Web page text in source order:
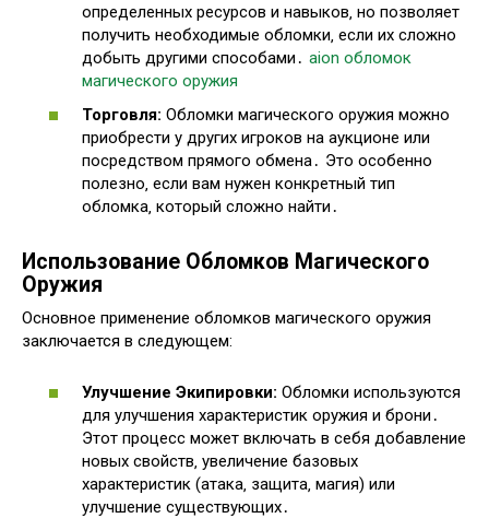
определенных ресурсов и навыков‚ но позволяет
получить необходимые обломки‚ если их сложно
добыть другими способами․ aion обломок
магического оружия
Торговля: Обломки магического оружия можно
приобрести у других игроков на аукционе или
посредством прямого обмена․ Это особенно
полезно‚ если вам нужен конкретный тип
обломка‚ который сложно найти․
Использование Обломков Магического
Оружия
Основное применение обломков магического оружия
заключается в следующем:
Улучшение Экипировки: Обломки используются
для улучшения характеристик оружия и брони․
Этот процесс может включать в себя добавление
новых свойств‚ увеличение базовых
характеристик (атака‚ защита‚ магия) или
улучшение существующих․